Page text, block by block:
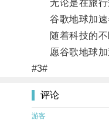
无论是在旅行规
谷歌地球加速器
随着科技的不
愿谷歌地球加
#3#
评论
游客